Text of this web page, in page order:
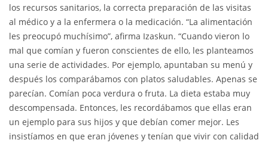
los recursos sanitarios, la correcta preparación de las visitas
al médico y a la enfermera o la medicación. “La alimentación
les preocupó muchísimo”, afirma Izaskun. “Cuando vieron lo
mal que comían y fueron conscientes de ello, les planteamos
una serie de actividades. Por ejemplo, apuntaban su menú y
después los comparábamos con platos saludables. Apenas se
parecían. Comían poca verdura o fruta. La dieta estaba muy
descompensada. Entonces, les recordábamos que ellas eran
un ejemplo para sus hijos y que debían comer mejor. Les
insistíamos en que eran jóvenes y tenían que vivir con calidad